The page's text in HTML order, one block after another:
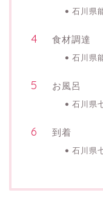
石川県
食材調達
石川県
お風呂
石川県
到着
石川県